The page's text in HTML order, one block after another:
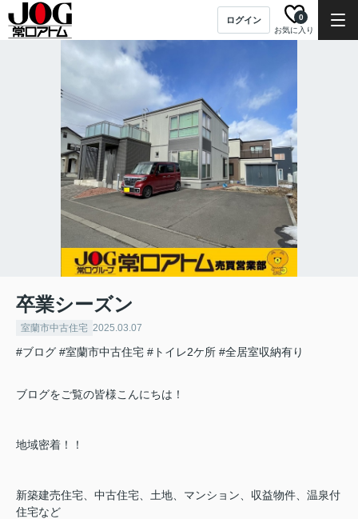
ログイン
お気に入り
0
卒業シーズン
室蘭市中古住宅 2025.03.07
#ブログ #室蘭市中古住宅 #トイレ2ケ所 #全居室収納有り
ブログをご覧の皆様こんにちは！
地域密着！！
新築建売住宅、中古住宅、土地、マンション、収益物件、温泉付
住宅など